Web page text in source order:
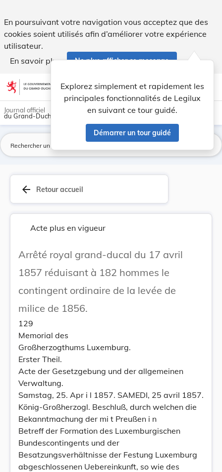
En poursuivant votre navigation vous acceptez que des
cookies soient utilisés afin d’améliorer votre expérience
utilisateur.
En savoir plus
Ne plus afficher ce message
Aller au contenu account_circle help Aide
Explorez simplement et rapidement les
principales fonctionnalités de Legilux
en suivant ce tour guidé.
Démarrer un tour guidé
light_mode dark_mode
Journal officiel
du Grand-Duché de Luxembourg
arrow_back Retour accueil
Acte plus en vigueur
Arrêté royal grand-ducal du 17 avril
1857 réduisant à 182 hommes le
contingent ordinaire de la levée de
milice de 1856.
129
Memorial des
Großherzogthums Luxemburg.
Erster Theil.
Acte der Gesetzgebung und der allgemeinen
Verwaltung.
Samstag, 25. Apr i l 1857. SAMEDI, 25 avril 1857.
König-Großherzogl. Beschluß, durch welchen die
Bekanntmachung der mi t Preußen i n
Betreff der Formation des Luxemburgischen
Bundescontingents und der
Besatzungsverhältnisse der Festung Luxemburg
abgeschlossenen Uebereinkunft, so wie des